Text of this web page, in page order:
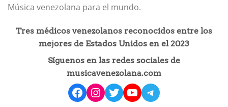
Música venezolana para el mundo.
Tres médicos venezolanos reconocidos entre los
mejores de Estados Unidos en el 2023
Síguenos en las redes sociales de
musicavenezolana.com
facebook
instagram
Twitter
YouTube
Telegram